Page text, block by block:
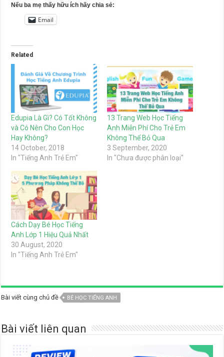
Nếu ba mẹ thấy hữu ích hãy chia sẻ:
Email
Related
Edupia Là Gì? Có Tốt Không
và Có Nên Cho Con Học
Hay Không?
14 October, 2018
In "Tiếng Anh Trẻ Em"
13 Trang Web Học Tiếng
Anh Miễn Phí Cho Trẻ Em
Không Thể Bỏ Qua
3 September, 2020
In "Chưa được phân loại"
Cách Dạy Bé Học Tiếng
Anh Lớp 1 Hiệu Quả Nhất
30 August, 2020
In "Tiếng Anh Trẻ Em"
Bài viết cùng chủ đề BÉ HỌC TIẾNG ANH
Bài viết liên quan